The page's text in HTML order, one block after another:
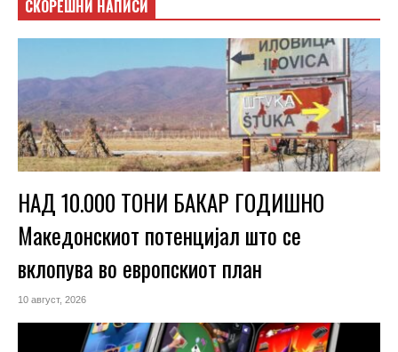
СКОРЕШНИ НАПИСИ
НАД 10.000 ТОНИ БАКАР ГОДИШНО
Македонскиот потенцијал што се
вклопува во европскиот план
10 август, 2026